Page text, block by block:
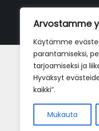
Arvostamme
Käytämme
parantamiseksi,
tarjoamiseksi ja
Hyväksyt
kaikki”.
Mukauta